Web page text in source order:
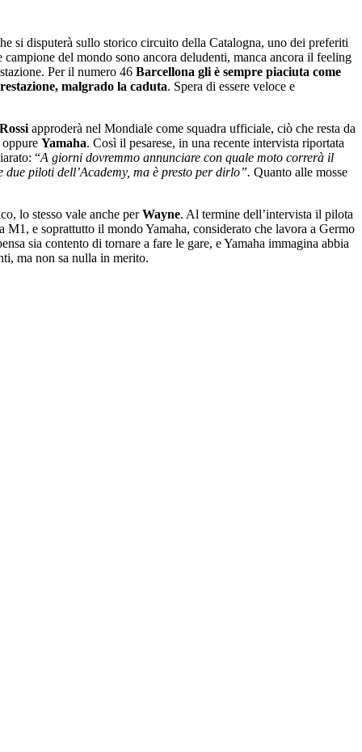
si disputerà sullo storico circuito della Catalogna, uno dei preferiti
del mondo sono ancora deludenti, manca ancora il feeling
Per il numero 46 Barcellona gli è sempre piaciuta come
malgrado la caduta. Spera di essere veloce e
approderà nel Mondiale come squadra ufficiale, ciò che resta da
oppure Yamaha. Così il pesarese, in una recente intervista riportata
“A giorni dovremmo annunciare con quale moto correrà il
due piloti dell’Academy, ma è presto per dirlo”. Quanto alle mosse
lo stesso vale anche perWayne. Al termine dell’intervista il pilota
M1, e soprattutto il mondo Yamaha, considerato che lavora a Germo
sia contento di tornare a fare le gare, e Yamaha immagina abbia
ma non sa nulla in merito.